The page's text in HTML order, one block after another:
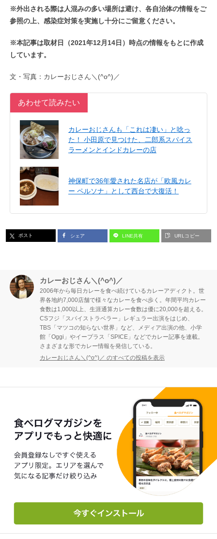
※外出される際は人混みの多い場所は避け、各自治体の情報をご
参照の上、感染症対策を実施し十分にご留意ください。
※本記事は取材日（2021年12月14日）時点の情報をもとに作成
しています。
文・写真：カレーおじさん＼(^o^)／
あわせて読みたい
カレーおじさんも「これは凄い」と唸っ
た！ 小田原で見つけた、二郎系スパイス
ラーメンとインドカレーの店
神保町で36年愛された名店が「欧風カレ
ー ペルソナ」として西台で大復活！
ポスト シェア LINE共有 URLコピー
カレーおじさん＼(^o^)／
2006年から毎日カレーを食べ続けているカレーアディクト。世
界各地約7,000店舗で様々なカレーを食べ歩く。年間平均カレー
食数は1,000以上、生涯通算カレー食数は優に20,000を超える。
CSフジ「スパイストラベラー」レギュラー出演をはじめ、
TBS「マツコの知らない世界」など、メディア出演の他、小学
館「Oggi」やイープラス「SPICE」などでカレー記事を連載。
さまざまな形でカレー情報を発信している。
カレーおじさん＼(^o^)／ のすべての投稿を表示